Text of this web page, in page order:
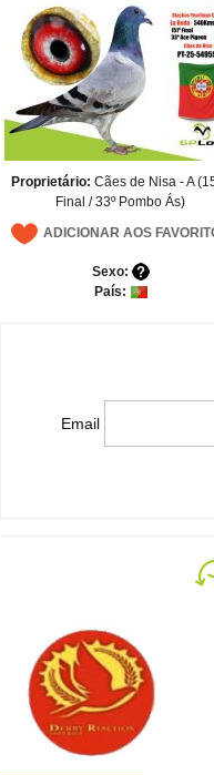
Proprietário:Cães de Nisa - A
Final / 33º Pombo Ás)
ADICIONAR AOS
Sexo:
País:
Email